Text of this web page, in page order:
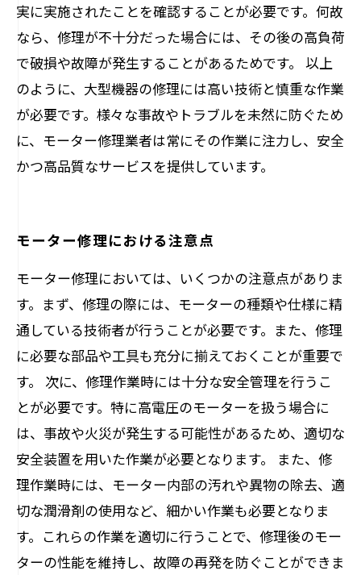
実に実施されたことを確認することが必要です。何故
なら、修理が不十分だった場合には、その後の高負荷
で破損や故障が発生することがあるためです。 以上
のように、大型機器の修理には高い技術と慎重な作業
が必要です。様々な事故やトラブルを未然に防ぐため
に、モーター修理業者は常にその作業に注力し、安全
かつ高品質なサービスを提供しています。
モーター修理における注意点
モーター修理においては、いくつかの注意点がありま
す。まず、修理の際には、モーターの種類や仕様に精
通している技術者が行うことが必要です。また、修理
に必要な部品や工具も充分に揃えておくことが重要で
す。 次に、修理作業時には十分な安全管理を行うこ
とが必要です。特に高電圧のモーターを扱う場合に
は、事故や火災が発生する可能性があるため、適切な
安全装置を用いた作業が必要となります。 また、修
理作業時には、モーター内部の汚れや異物の除去、適
切な潤滑剤の使用など、細かい作業も必要となりま
す。これらの作業を適切に行うことで、修理後のモー
ターの性能を維持し、故障の再発を防ぐことができま